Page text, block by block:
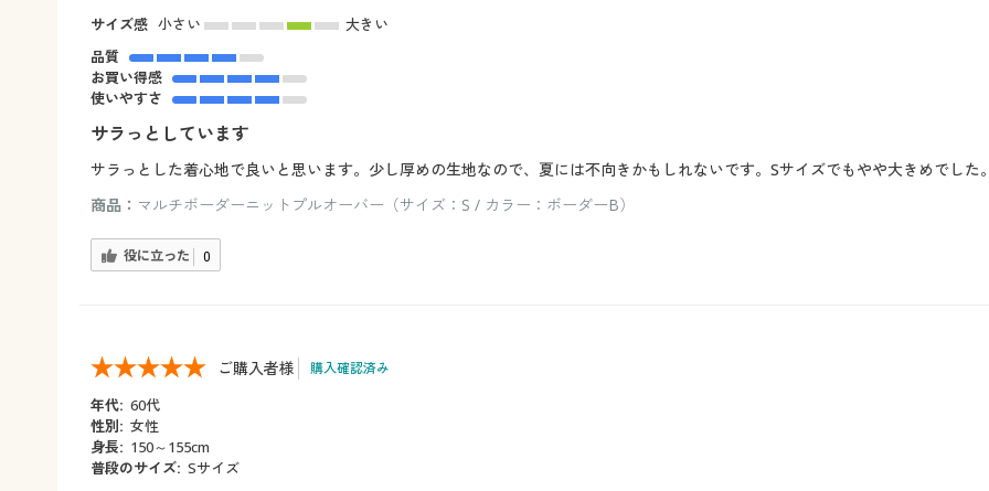
サイズ感 小さい
大きい
品質
お買い得感
使いやすさ
サラっとしています
サラっとした着心地で良いと思います。少し厚めの生地なので、夏には不向きかもしれないです。Sサイズでもやや大きめでした。
商品： マルチボーダーニットプルオーバー（サイズ：S / カラー：ボーダーB）
役に立った 0
ご購入者様 購入確認済み
年代: 60代
性別: 女性
身長: 150～155cm
普段のサイズ: Sサイズ